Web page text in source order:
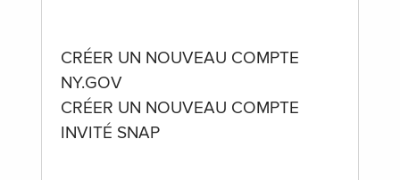
CRÉER UN NOUVEAU COMPTE
NY.GOV
CRÉER UN NOUVEAU COMPTE
INVITÉ SNAP